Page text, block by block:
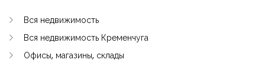
Вся недвижимость
Вся недвижимость Кременчуга
Офисы, магазины, склады